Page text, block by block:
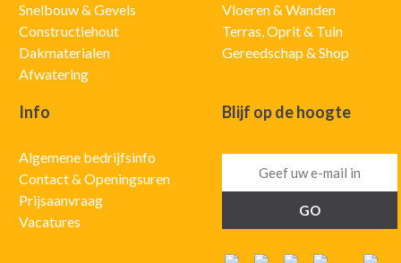
Snelbouw & Gevels
Constructiehout
Dakmaterialen
Afwatering
Vloeren & Wanden
Terras, Oprit & Tuin
Gereedschap & Shop
Info
Algemene bedrijfsinfo
Contact & Openingsuren
Prijsaanvraag
Vacatures
Blijf op de hoogte